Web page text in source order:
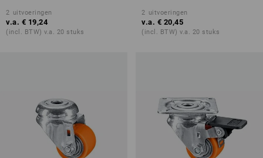
2 uitvoeringen
v.a. € 19,24
(incl. BTW) v.a. 20 stuks
2 uitvoeringen
v.a. € 20,45
(incl. BTW) v.a. 20 stuks